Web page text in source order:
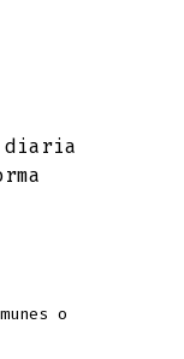
diaria
o